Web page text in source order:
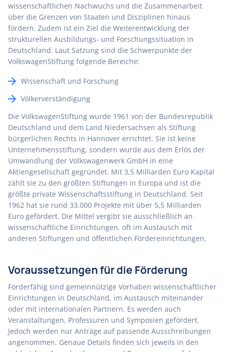
wissenschaftlichen Nachwuchs und die Zusammenarbeit
über die Grenzen von Staaten und Disziplinen hinaus
fördern. Zudem ist ein Ziel die Weiterentwicklung der
strukturellen Ausbildungs- und Forschungssituation in
Deutschland. Laut Satzung sind die Schwerpunkte der
VolkswagenStiftung folgende Bereiche:
Wissenschaft und Forschung
Völkerverständigung
Die VolkswagenStiftung wurde 1961 von der Bundesrepublik
Deutschland und dem Land Niedersachsen als Stiftung
bürgerlichen Rechts in Hannover errichtet. Sie ist keine
Unternehmensstiftung, sondern wurde aus dem Erlös der
Umwandlung der Volkswagenwerk GmbH in eine
Aktiengesellschaft gegründet. Mit 3,5 Milliarden Euro Kapital
zählt sie zu den größten Stiftungen in Europa und ist die
größte private Wissenschaftsstiftung in Deutschland. Seit
1962 hat sie rund 33.000 Projekte mit über 5,5 Milliarden
Euro gefördert. Die Mittel vergibt sie ausschließlich an
wissenschaftliche Einrichtungen, oft im Austausch mit
anderen Stiftungen und öffentlichen Fördereinrichtungen.
Voraussetzungen für die Förderung
Förderfähig sind gemeinnützige Vorhaben wissenschaftlicher
Einrichtungen in Deutschland, im Austausch miteinander
oder mit internationalen Partnern. Es werden auch
Veranstaltungen, Professuren und Symposien gefördert.
Jedoch werden nur Anträge auf passende Ausschreibungen
angenommen. Genaue Details finden sich jeweils in den